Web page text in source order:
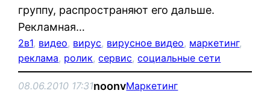
группу, распространяют его дальше.
Рекламная…
2в1, видео, вирус, вирусное видео, маркетинг
реклама, ролик, сервис, социальные сети
08.06.2010 17:31noonvМаркетинг